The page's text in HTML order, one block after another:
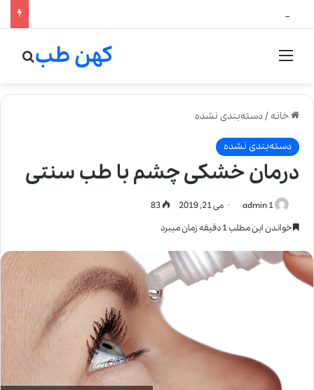
منو کهن طب
خانه/دسته‌بندی نشده
دسته‌بندی نشده
درمان خشکی چشم با طب سنتی
admin 1 می 21, 2019
خواندن این مطلب 1 دقیقه زمان میبرد